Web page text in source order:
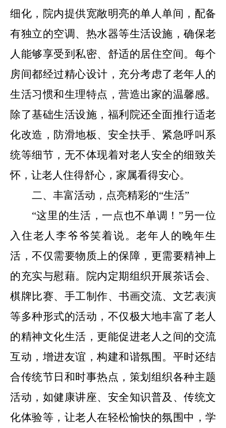
细化 ， 院内提供宽敞明亮的单人单间，配备
有独立的空调、热水器等生活设施，确保老
人能够享受到私密、舒适的居住空间。每个
房间都经过精心设计，充分考虑了老年人的
生活习惯和生理特点，营造出家的温馨感。
除了基础生活设施，福利院还全面推行适老
化改造 ， 防滑地板、安全扶手、紧急呼叫系
统等细节，无不体现着对老人安全的细致关
怀，让老人住得舒心，家属看得安心。
二、丰富活动，点亮精彩的“生活”
“这里的生活，一点也不单调！ ”另一位
入住老人李爷爷笑着说。老年人的晚年生
活，不仅需要物质上的保障，更需要精神上
的充实与慰藉。
院内定期组织开展茶话会、
棋牌比赛、手工制作、书画交流、文艺表演
等多种形式的活动 ， 不仅极大地丰富了老人
的精神文化生活，更能促进老人之间的交流
互动，增进友谊，构建和谐氛围。 平时还结
合传统节日和时事热点，策划组织各种主题
活动，如健康讲座、安全知识普及、传统文
化体验等，让老人在轻松愉快的氛围中，学